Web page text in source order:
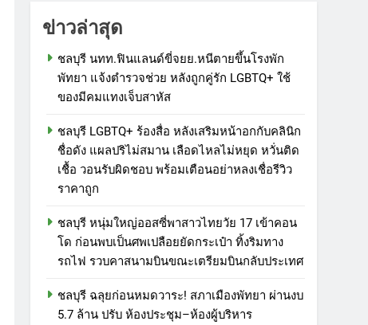
ข่าวล่าสุด
ชลบุรี นทท.ฟินแลนด์ขี่จยย.หนีตายขึ้นโรงพัก
พัทยา แจ้งตำรวจช่วย หลังถูกคู่รัก LGBTQ+ ใช้
ของมีคมแทงเจ็บสาหัส
ชลบุรี LGBTQ+ ร้องสื่อ หลังเสริมหน้าอกกับคลินิก
ชื่อดัง แผลปริไม่สมาน เลือดไหลไม่หยุด หวั่นติด
เชื้อ วอนรับผิดชอบ พร้อมเตือนอย่าหลงเชื่อรีวิว
ราคาถูก
ชลบุรี หนุ่มใหญ่ออสซี่พาสาวไทยวัย 17 เข้าคอน
โด ก่อนพบเป็นศพเปลือยยัดกระเป๋า ทิ้งริมทาง
รถไฟ รวบคาสนามบินขณะเตรียมบินกลับประเทศ
ชลบุรี ฉลุยก่อนหมดวาระ! สภาเมืองพัทยา ผ่านงบ
5.7 ล้าน ปรับ ห้องประชุม–ห้องผู้บริหาร